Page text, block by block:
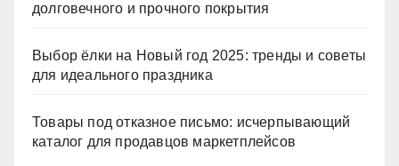
долговечного и прочного покрытия
Выбор ёлки на Новый год 2025: тренды и советы
для идеального праздника
Товары под отказное письмо: исчерпывающий
каталог для продавцов маркетплейсов